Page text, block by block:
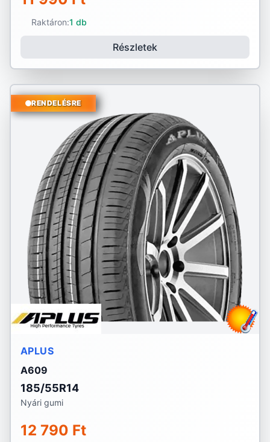
Raktáron:1 db
Részletek
RENDELÉSRE
APLUS
A609
185/55R14
Nyári gumi
12 790 Ft